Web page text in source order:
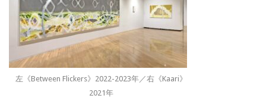
ロ
ス
ト
ー
ク
古
橋
香
左《Between Flickers》2022-2023年／右《Kaari》
2021年